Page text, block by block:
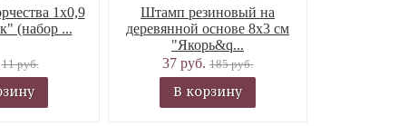
1х0,9
(набор ...
11 руб.
Штамп резиновый на
деревянной основе 8х3 см
"Якорь&q...
37 руб. 185 руб.
В корзину